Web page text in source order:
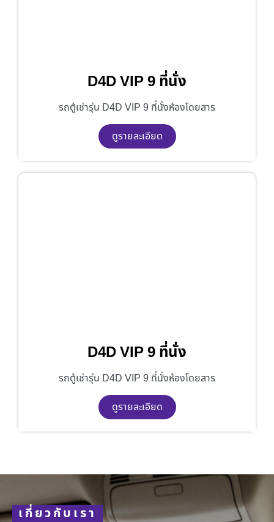
D4D VIP 9 ที่นั่ง
รถตู้เช่ารุ่น D4D VIP 9 ที่นั่งห้องโดยสาร
ดูรายละเอียด
D4D VIP 9 ที่นั่ง
รถตู้เช่ารุ่น D4D VIP 9 ที่นั่งห้องโดยสาร
ดูรายละเอียด
เกี่ยวกับเรา